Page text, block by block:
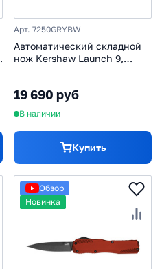
Арт. 7250GRYBW
Автоматический складной
нож Kershaw Launch 9,
алюминий, серый
19 690 руб
В наличии
Купить
Обзор
Новинка